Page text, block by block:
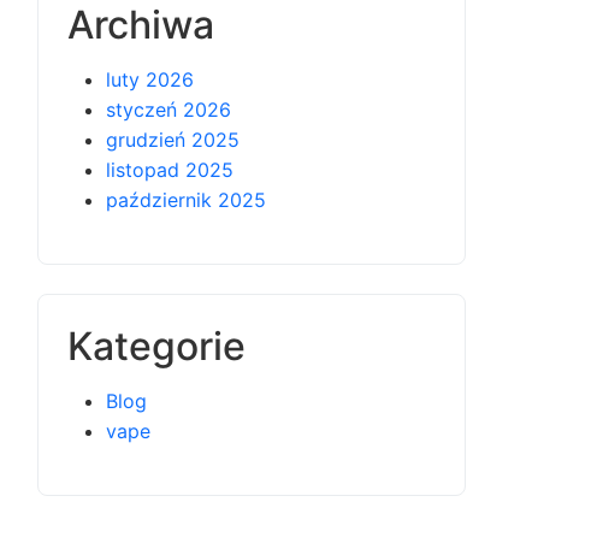
Archiwa
luty 2026
styczeń 2026
grudzień 2025
listopad 2025
październik 2025
Kategorie
Blog
vape